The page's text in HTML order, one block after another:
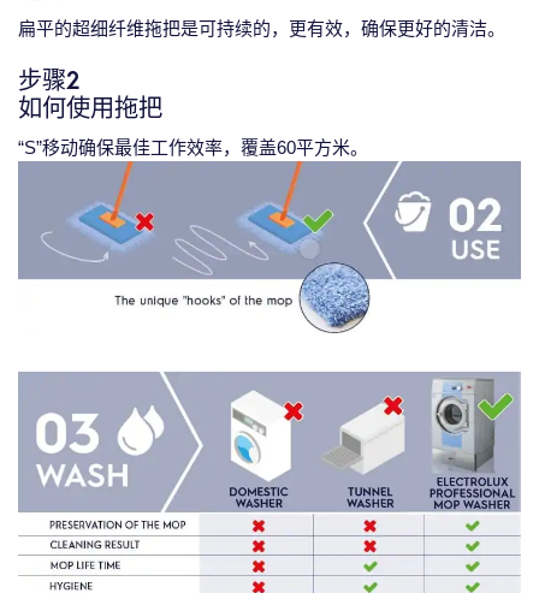
扁平的超细纤维拖把是可持续的，更有效，确保更好的清洁。
步骤2
如何使用拖把
“S”移动确保最佳工作效率，覆盖60平方米。